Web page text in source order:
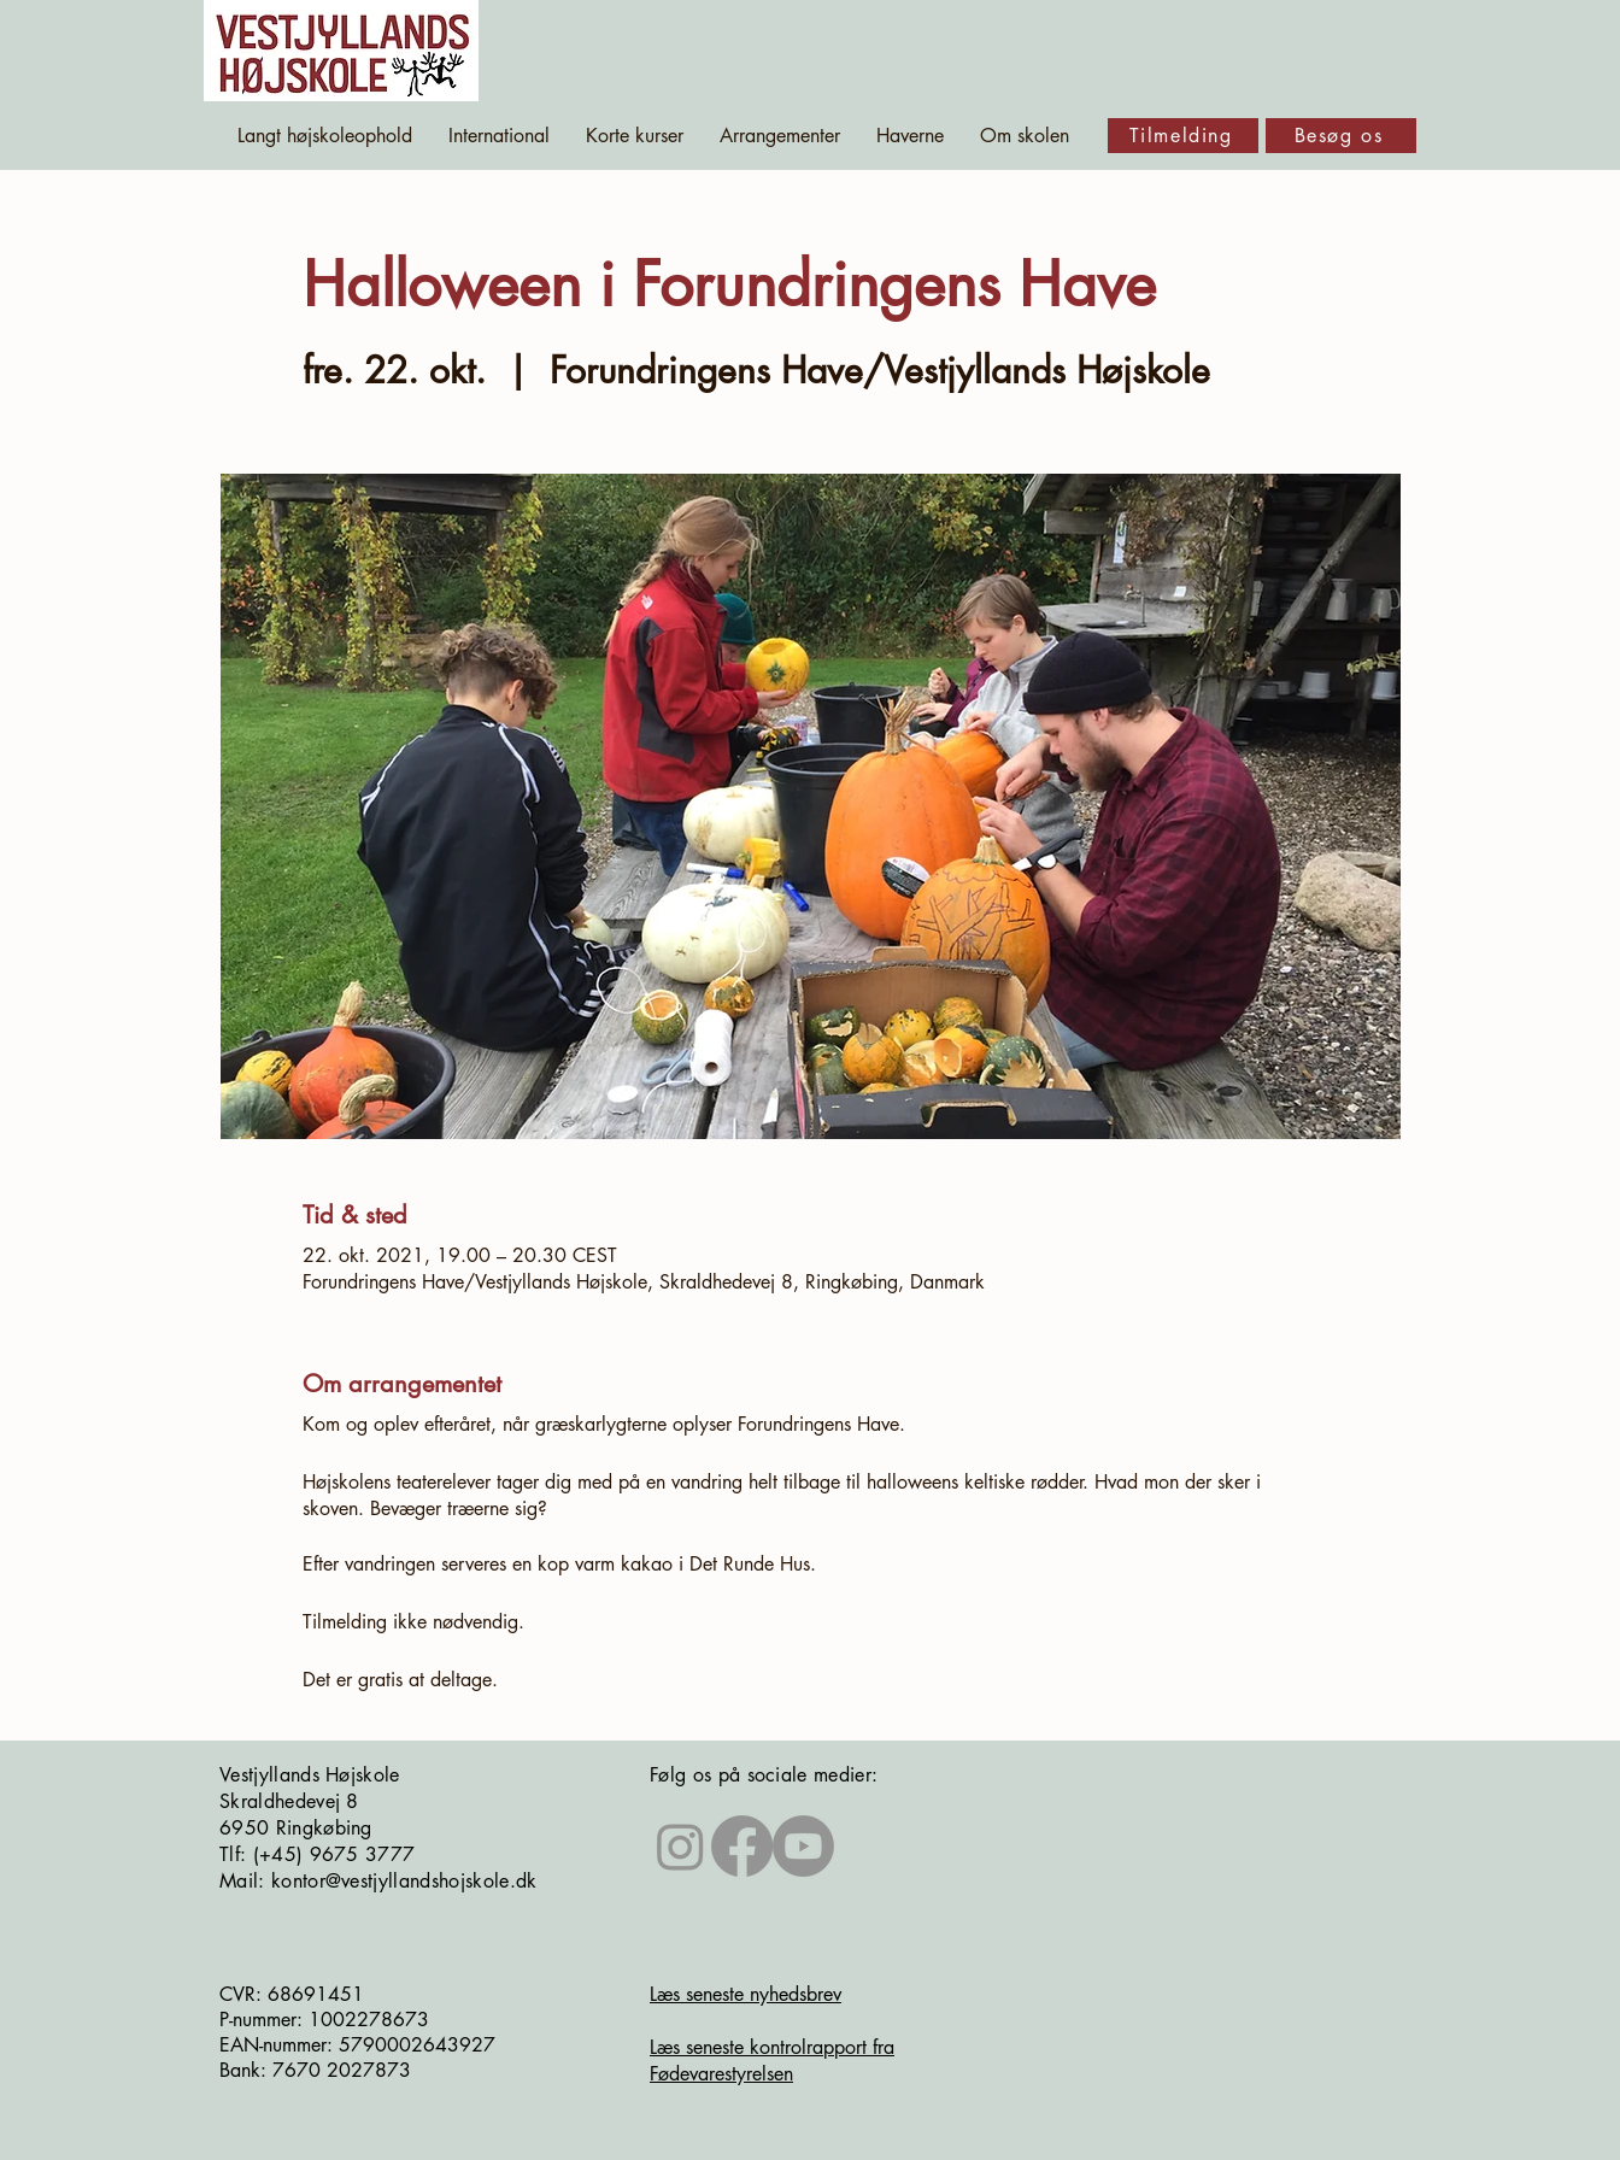
Langt højskoleophold International Korte kurser Arrangementer Haverne Om skolen Tilmelding Besøg os
Halloween i Forundringens Have
fre. 22. okt. Forundringens Have/Vestjyllands Højskole
Tid & sted
22. okt. 2021, 19.00 – 20.30 CEST
Forundringens Have/Vestjyllands Højskole, Skraldhedevej 8, Ringkøbing, Danmark
Om arrangementet
Kom og oplev efteråret, når græskarlygterne oplyser Forundringens Have.
Højskolens teaterelever tager dig med på en vandring helt tilbage til halloweens keltiske rødder. Hvad mon der sker i
skoven. Bevæger træerne sig?
Efter vandringen serveres en kop varm kakao i Det Runde Hus.
Tilmelding ikke nødvendig.
Det er gratis at deltage.
Vestjyllands Højskole
Skraldhedevej 8
6950 Ringkøbing
​​​Tlf: (+45) 9675 3777
Mail: kontor@vestjyllandshojskole.dk
CVR: 68691451
P-nummer: 1002278673
EAN-nummer: 5790002643927
Bank: 7670 2027873
Følg os på sociale medier:
Læs seneste nyhedsbrev
Læs seneste kontrolrapport fra
Fødevarestyrelsen